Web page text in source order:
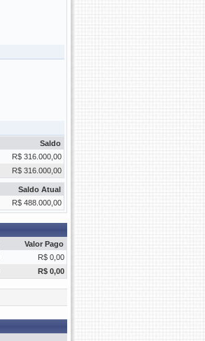
Saldo
R$ 316.000,00
R$ 316.000,00
Saldo Atual
R$ 488.000,00
Valor Pago
R$ 0,00
R$ 0,00